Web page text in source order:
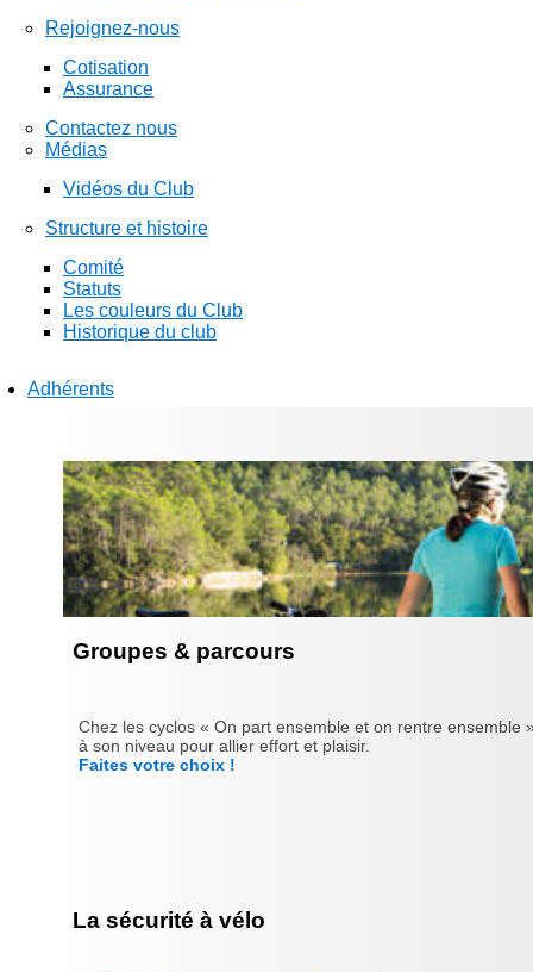
Rejoignez-nous
Cotisation
Assurance
Contactez nous
Médias
Vidéos du Club
Structure et histoire
Comité
Statuts
Les couleurs du Club
Historique du club
Adhérents
Groupes & parcours
Chez les cyclos « On part ensemble et on rentre
à son niveau pour allier effort et plaisir.
Faites votre choix !
La sécurité à vélo